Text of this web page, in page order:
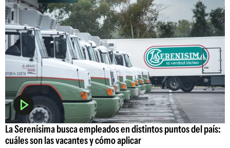
La Serenísima busca empleados en distintos puntos del país:
cuáles son las vacantes y cómo aplicar